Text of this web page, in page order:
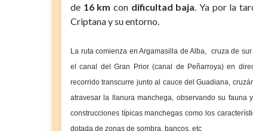
de 16 km con dificultad baja . Ya por la
Criptana y su entorno.
La ruta comienza en Argamasilla de Alba, cruza de
el canal del Gran Prior (canal de Peñarroya) en
recorrido transcurre junto al cauce del Guadiana,
atravesar la llanura manchega, observando su fauna
construcciones típicas manchegas como los
dotada de zonas de sombra, bancos, etc